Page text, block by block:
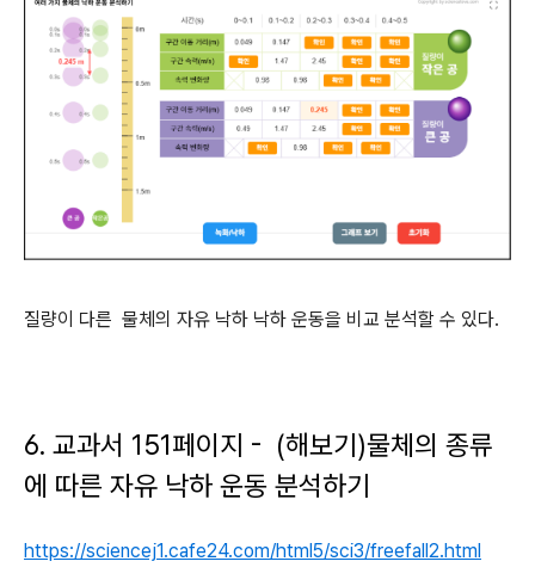
질량이 다른 물체의 자유 낙하 낙하 운동을 비교 분석할 수 있다.
6. 교과서 151페이지 - (해보기)물체의 종류
에 따른 자유 낙하 운동 분석하기
https://sciencej1.cafe24.com/html5/sci3/freefall2.html